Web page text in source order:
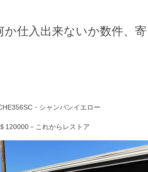
仕入出来ないか数件、
・シャンパンイエロー
120000－これからレストア